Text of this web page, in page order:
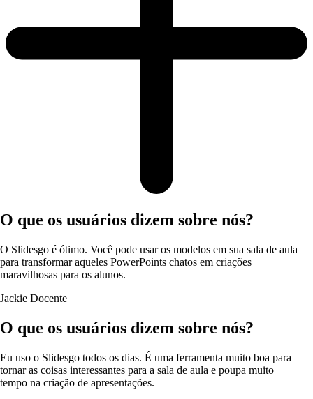
O que os usuários dizem sobre nós?
O Slidesgo é ótimo. Você pode usar os modelos em sua sala de aula
para transformar aqueles PowerPoints chatos em criações
maravilhosas para os alunos.
Jackie Docente
O que os usuários dizem sobre nós?
Eu uso o Slidesgo todos os dias. É uma ferramenta muito boa para
tornar as coisas interessantes para a sala de aula e poupa muito
tempo na criação de apresentações.